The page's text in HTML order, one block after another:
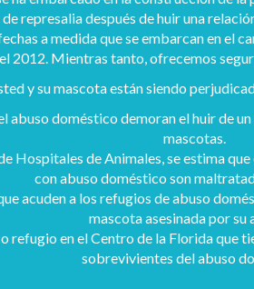
represalia después de huir una
a medida que se embarcan en el
2012. Mientras tanto, ofrecemos
y su mascota están siendo
abuso doméstico demoran el huir de
mascotas.
Hospitales de Animales, se estima
con abuso doméstico son
acuden a los refugios de abuso
mascota asesinada por su
refugio en el Centro de la Florida que
sobrevivientes del abuso